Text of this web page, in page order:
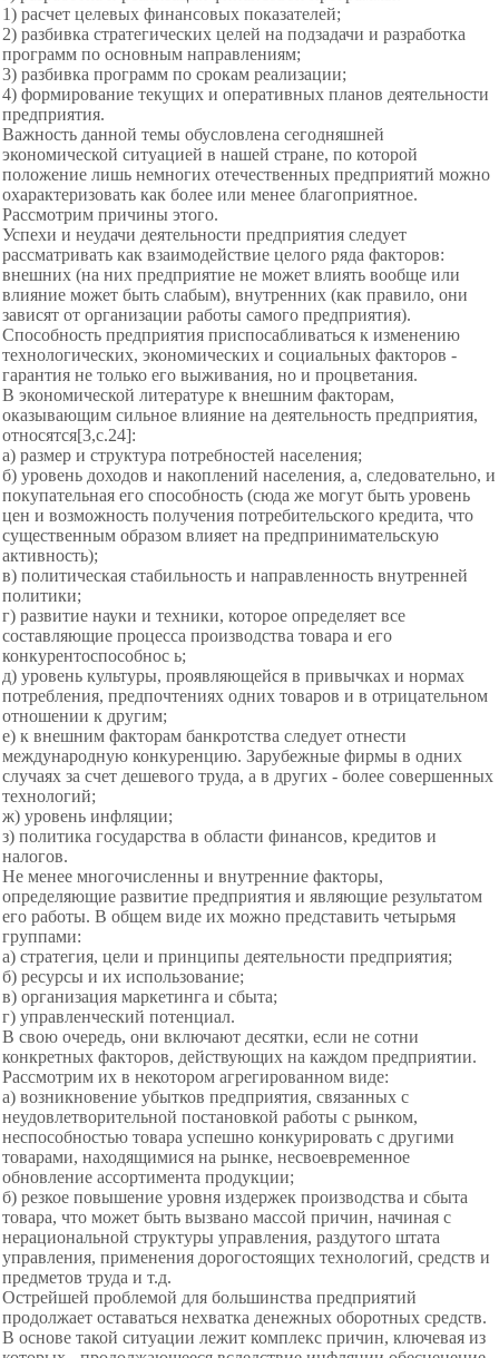
1) расчет целевых финансовых показателей;
2) разбивка стратегических целей на подзадачи и разработка
программ по основным направлениям;
3) разбивка программ по срокам реализации;
4) формирование текущих и оперативных планов деятельности
предприятия.
Важность данной темы обусловлена сегодняшней
экономической ситуацией в нашей стране, по которой
положение лишь немногих отечественных предприятий можно
охарактеризовать как более или менее благоприятное.
Рассмотрим причины этого.
Успехи и неудачи деятельности предприятия следует
рассматривать как взаимодействие целого ряда факторов:
внешних (на них предприятие не может влиять вообще или
влияние может быть слабым), внутренних (как правило, они
зависят от организации работы самого предприятия).
Способность предприятия приспосабливаться к изменению
технологических, экономических и социальных факторов -
гарантия не только его выживания, но и процветания.
В экономической литературе к внешним факторам,
оказывающим сильное влияние на деятельность предприятия,
относятся[3,c.24]:
а) размер и структура потребностей населения;
б) уровень доходов и накоплений населения, а, следовательно, и
покупательная его способность (сюда же могут быть уровень
цен и возможность получения потребительского кредита, что
существенным образом влияет на предпринимательскую
активность);
в) политическая стабильность и направленность внутренней
политики;
г) развитие науки и техники, которое определяет все
составляющие процесса производства товара и его
конкурентоспособнос ь;
д) уровень культуры, проявляющейся в привычках и нормах
потребления, предпочтениях одних товаров и в отрицательном
отношении к другим;
е) к внешним факторам банкротства следует отнести
международную конкуренцию. Зарубежные фирмы в одних
случаях за счет дешевого труда, а в других - более совершенных
технологий;
ж) уровень инфляции;
з) политика государства в области финансов, кредитов и
налогов.
Не менее многочисленны и внутренние факторы,
определяющие развитие предприятия и являющие результатом
его работы. В общем виде их можно представить четырьмя
группами:
а) стратегия, цели и принципы деятельности предприятия;
б) ресурсы и их использование;
в) организация маркетинга и сбыта;
г) управленческий потенциал.
В свою очередь, они включают десятки, если не сотни
конкретных факторов, действующих на каждом предприятии.
Рассмотрим их в некотором агрегированном виде:
а) возникновение убытков предприятия, связанных с
неудовлетворительной постановкой работы с рынком,
неспособностью товара успешно конкурировать с другими
товарами, находящимися на рынке, несвоевременное
обновление ассортимента продукции;
б) резкое повышение уровня издержек производства и сбыта
товара, что может быть вызвано массой причин, начиная с
нерациональной структуры управления, раздутого штата
управления, применения дорогостоящих технологий, средств и
предметов труда и т.д.
Острейшей проблемой для большинства предприятий
продолжает оставаться нехватка денежных оборотных средств.
В основе такой ситуации лежит комплекс причин, ключевая из